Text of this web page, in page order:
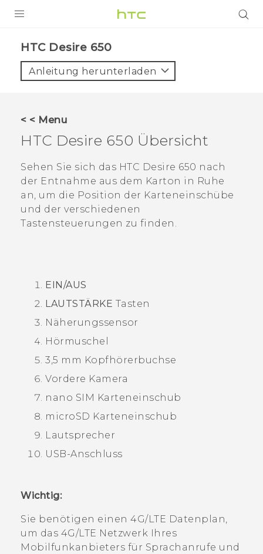
VIVE
UNTERSTÜTZUNG
HTC-Geräte und Zubehör
Anmelden
HTC Desire 650‎
Anleitung herunterladen
< < Menu
HTC Desire 650 Übersicht
Sehen Sie sich das HTC Desire 650 nach
der Entnahme aus dem Karton in Ruhe
an, um die Position der Karteneinschübe
und der verschiedenen
Tastensteuerungen zu finden.
EIN/AUS
LAUTSTÄRKE Tasten
Näherungssensor
Hörmuschel
3,5 mm Kopfhörerbuchse
Vordere Kamera
nano SIM Karteneinschub
microSD Karteneinschub
Lautsprecher
USB-Anschluss
Wichtig:
Sie benötigen einen 4G‍/ LTE Datenplan,
um das 4G/LTE Netzwerk Ihres
Mobilfunkanbieters für Sprachanrufe und